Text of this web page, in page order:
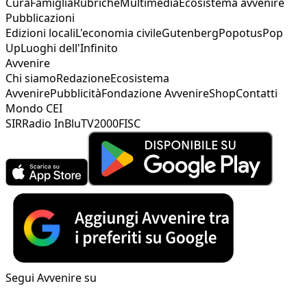
Pubblicazioni
Edizioni localiL'economia civileGutenbergPopotusPop
UpLuoghi dell'Infinito
Avvenire
Chi siamoRedazioneEcosistema
AvvenirePubblicitàFondazione AvvenireShopContatti
Mondo CEI
SIRRadio InBluTV2000FISC
Segui Avvenire su